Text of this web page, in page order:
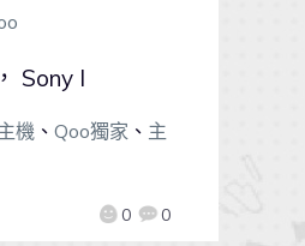
0 0
Sony I
機、 Qoo獨家 、 主